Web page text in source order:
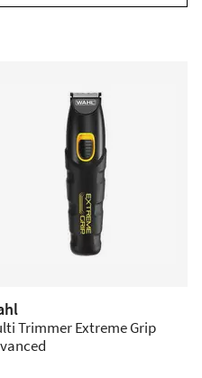
Trimmer Extreme Grip